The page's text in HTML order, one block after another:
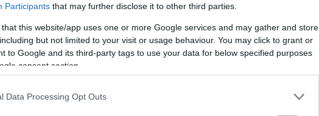
Participants that may further disclose it to other third parties.
that this website/app uses one or more Google services and may gather and store
but not limited to your visit or usage behaviour. You may click to grant or
to Google and its third-party tags to use your data for below specified purposes
consent section.
Data Processing Opt Outs